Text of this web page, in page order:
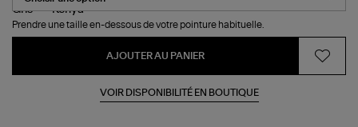
Prendre une taille en-dessous de votre pointure habituelle.
AJOUTER AU PANIER
VOIR DISPONIBILITÉ EN BOUTIQUE